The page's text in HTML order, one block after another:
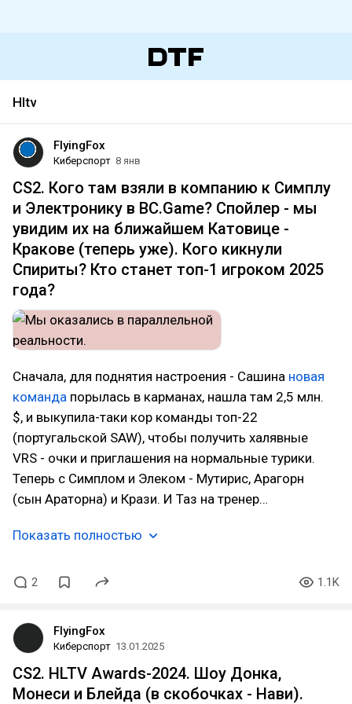
Hltv
FlyingFox
Киберспорт 8 янв
CS2. Кого там взяли в компанию к Симплу
и Электронику в BC.Game? Спойлер - мы
увидим их на ближайшем Катовице -
Кракове (теперь уже). Кого кикнули
Спириты? Кто станет топ-1 игроком 2025
года?
Сначала, для поднятия настроения - Сашина новая
команда порылась в карманах, нашла там 2,5 млн.
$, и выкупила-таки кор команды топ-22
(португальской SAW), чтобы получить халявные
VRS - очки и приглашения на нормальные турики.
Теперь с Симплом и Элеком - Мутирис, Арагорн
(сын Араторна) и Крази. И Таз на тренер…
Показать полностью
2 1.1K
FlyingFox
Киберспорт 13.01.2025
CS2. HLTV Awards-2024. Шоу Донка,
Монеси и Блейда (в скобочках - Нави).